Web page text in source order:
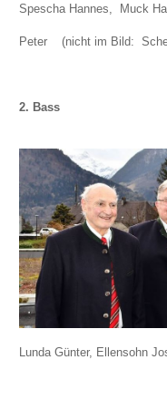
Spescha Hannes, Muck
Gunz
Peter (nicht im Bild:
2. Bass
v.l.n.r.:
Lunda Günter, Ellensohn